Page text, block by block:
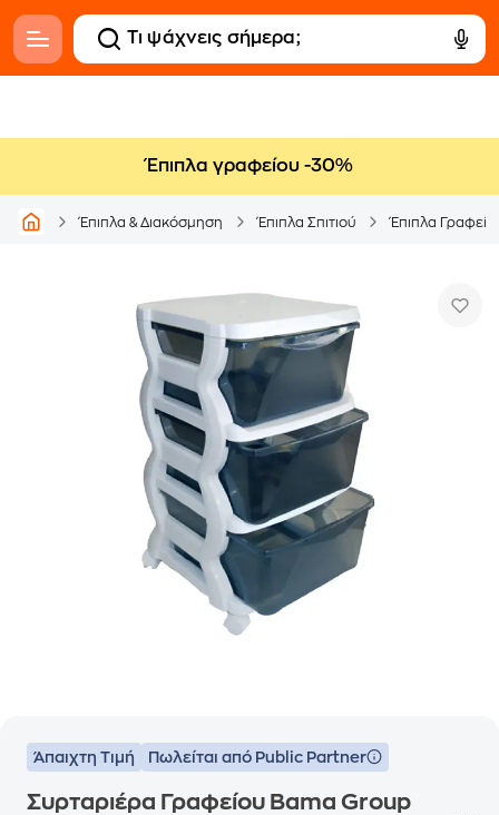
Έπιπλα γραφείου -30%
Έπιπλα & Διακόσμηση Έπιπλα Σπιτιού Έπιπλα
Άπαιχτη Τιμή Πωλείται από Public Partner
Συρταριέρα Γραφείου Bama Group